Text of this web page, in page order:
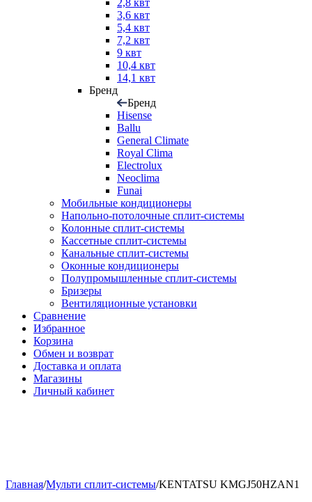
2,8 квт
3,6 квт
5,4 квт
7,2 квт
9 квт
10,4 квт
14,1 квт
Бренд
Бренд
Hisense
Ballu
General Climate
Royal Clima
Electrolux
Neoclima
Funai
Мобильные кондиционеры
Напольно-потолоч​ные ​сплит-системы
Колонные ​​сплит-системы
Кассетные сплит-системы
Канальные сплит-системы
Оконные кондиционеры
Полупромышленные сплит-системы
Бризеры
Вентиляционные установки
Сравнение
Избранное
Корзина
Обмен и возврат
Доставка и оплата
Магазины
Личный кабинет
Главная/Мульти сплит-системы/KENTATSU KMGJ50HZAN1